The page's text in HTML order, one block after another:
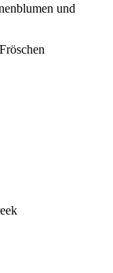
und